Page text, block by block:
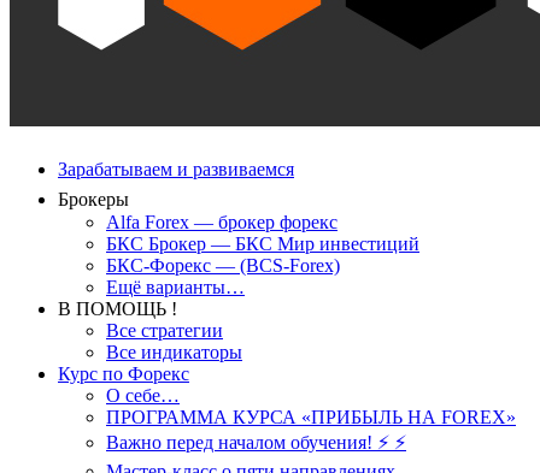
Зарабатываем и развиваемся
Брокеры
Alfa Forex — брокер форекс
БКС Брокер — БКС Мир инвестиций
БКС-Форекс — (BCS-Forex)
Ещё варианты…
В ПОМОЩЬ !
Все стратегии
Все индикаторы
Курс по Форекс
О себе…
ПРОГРАММА КУРСА «ПРИБЫЛЬ НА FOREX»
Важно перед началом обучения! ⚡ ⚡